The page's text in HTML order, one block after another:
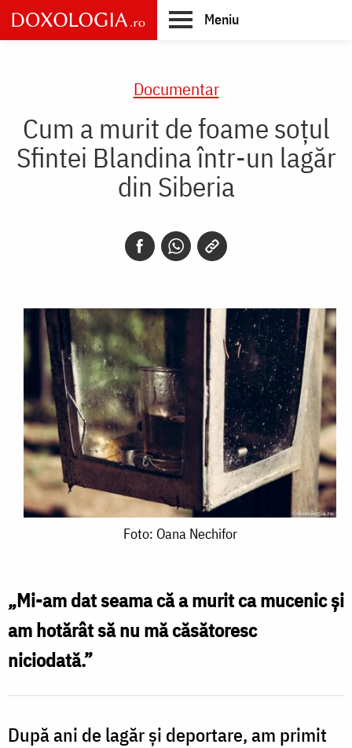
Skip
to
main
Meniu
Documentar
Cum a murit de foame soțul
Sfintei Blandina într-un lagăr
din Siberia
Foto: Oana Nechifor
„Mi-am dat seama că a murit ca mucenic şi
am hotărât să nu mă căsătoresc
niciodată.”
După ani de lagăr şi deportare, am primit